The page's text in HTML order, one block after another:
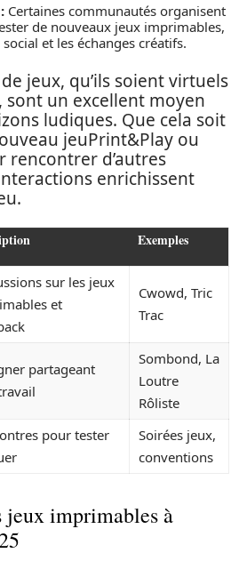
Certaines communautés organisent
de nouveaux jeux imprimables,
et les échanges créatifs.
jeux, qu’ils soient virtuels
sont un excellent moyen
ludiques. Que cela soit
jeuPrint&Play ou
rencontrer d’autres
enrichissent
Exemples
sur les jeux
et
Cwowd, Tric
Trac
partageant
Sombond, La
Loutre
Rôliste
pour tester
Soirées jeux,
conventions
imprimables à